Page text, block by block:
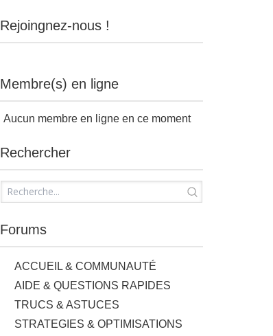
Rejoingnez-nous !
Membre(s) en ligne
Aucun membre en ligne en ce moment
Rechercher
Forums
ACCUEIL & COMMUNAUTÉ
AIDE & QUESTIONS RAPIDES
TRUCS & ASTUCES
STRATEGIES & OPTIMISATIONS